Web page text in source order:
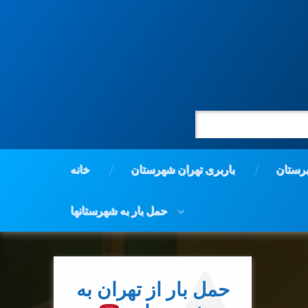
خانه باربری تهران شهرستان
حمل بار به شهرستانهاازرتهران به شهرستان
حمل بار از تهران به
اتوبار شهرستان